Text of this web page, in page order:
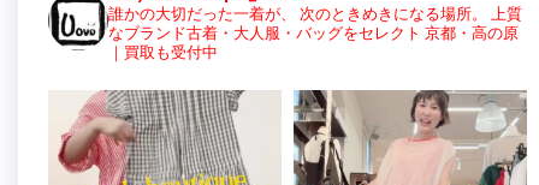
誰かの大切だった一着が、 次のときめきになる場所。
上質
なブランド古着・大人服・バッグをセレクト 京都・高の原
｜買取も受付中